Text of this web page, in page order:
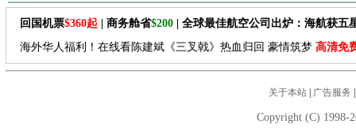
回国机票$360起 | 商务舱省$200 | 全球最佳航空公司出炉：海航获五
海外华人福利！在线看陈建斌《三叉戟》热血归回 豪情筑梦 高清免
关于本站| 广告服务
Copyright (C) 1998-